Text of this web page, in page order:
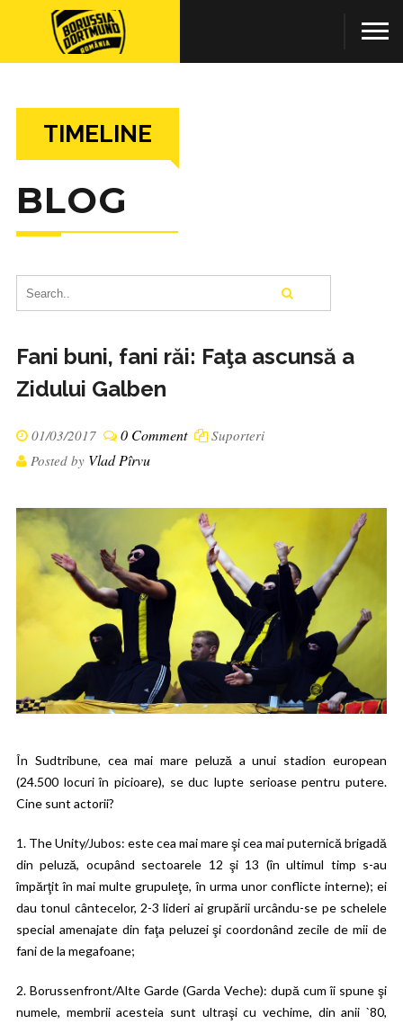
TIMELINE
BLOG
Fani buni, fani răi: Faţa ascunsă a
Zidului Galben
01/03/2017 0 Comment
Suporteri
Posted by Vlad Pîrvu
În Sudtribune, cea mai mare peluză a unui stadion european
(24.500 locuri în picioare), se duc lupte serioase pentru putere.
Cine sunt actorii?
1. The Unity/Jubos: este cea mai mare şi cea mai puternică brigadă
din peluză, ocupând sectoarele 12 şi 13 (în ultimul timp s-au
împărţit în mai multe grupuleţe, în urma unor conflicte interne); ei
dau tonul cântecelor, 2-3 lideri ai grupării urcându-se pe schelele
special amenajate din faţa peluzei şi coordonând zecile de mii de
fani de la megafoane;
2. Borussenfront/Alte Garde(Garda Veche): după cum îi spune şi
numele, membrii acesteia sunt ultraşi cu vechime, din anii `80,